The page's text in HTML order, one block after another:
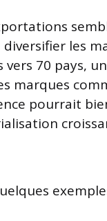
les
70 pays,
marques
pourrait